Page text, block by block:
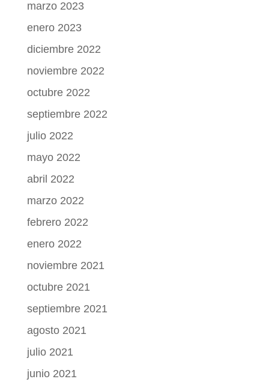
marzo 2023
enero 2023
diciembre 2022
noviembre 2022
octubre 2022
septiembre 2022
julio 2022
mayo 2022
abril 2022
marzo 2022
febrero 2022
enero 2022
noviembre 2021
octubre 2021
septiembre 2021
agosto 2021
julio 2021
junio 2021